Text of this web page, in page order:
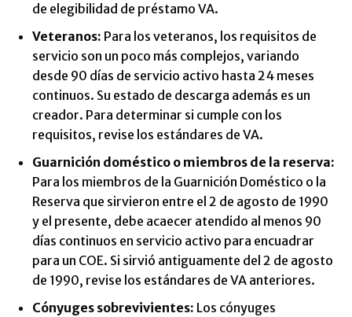
de elegibilidad de préstamo VA.
Veteranos: Para los veteranos, los requisitos de
servicio son un poco más complejos, variando
desde 90 días de servicio activo hasta 24 meses
continuos. Su estado de descarga además es un
creador. Para determinar si cumple con los
requisitos, revise los estándares de VA.
Guarnición doméstico o miembros de la reserva:
Para los miembros de la Guarnición Doméstico o la
Reserva que sirvieron entre el 2 de agosto de 1990
y el presente, debe acaecer atendido al menos 90
días continuos en servicio activo para encuadrar
para un COE. Si sirvió antiguamente del 2 de agosto
de 1990, revise los estándares de VA anteriores.
Cónyuges sobrevivientes: Los cónyuges